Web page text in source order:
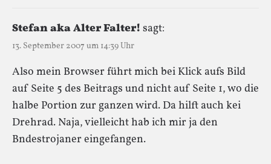
Stefan aka Alter Falter! sagt:
13. September 2007 um 14:39 Uhr
Also mein Browser führt mich bei Klick aufs Bild
auf Seite 5 des Beitrags und nicht auf Seite 1, wo die
halbe Portion zur ganzen wird. Da hilft auch kei
Drehrad. Naja, vielleicht hab ich mir ja den
Bndestrojaner eingefangen.